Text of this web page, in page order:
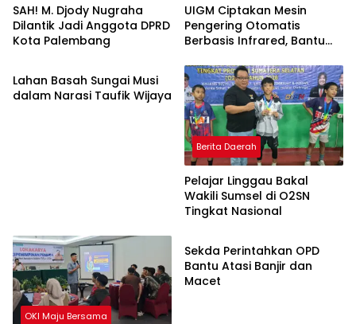
SAH! M. Djody Nugraha
Dilantik Jadi Anggota DPRD
Kota Palembang
UIGM Ciptakan Mesin
Pengering Otomatis
Berbasis Infrared, Bantu
Pulau Kemaro
Palembang
Lahan Basah Sungai Musi
dalam Narasi Taufik Wijaya
Berita Daerah
Pelajar Linggau Bakal
Wakili Sumsel di O2SN
Tingkat Nasional
OKI Maju Bersama
Palembang
Sekda Perintahkan OPD
Bantu Atasi Banjir dan
Macet